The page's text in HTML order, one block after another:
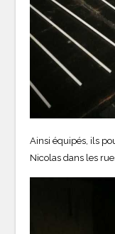
Ainsi équipés, ils
Nicolas dans les